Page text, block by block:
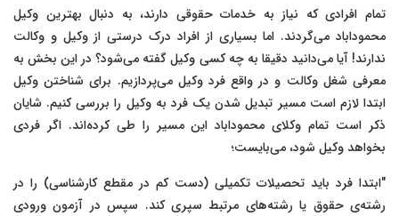
تمام افرادی که نیاز به خدمات حقوقی دارند، به دنبال بهترین وکیل
محموداباد می‌گردند. اما بسیاری از افراد درک درستی از وکیل و وکالت
ندارند! آیا می‌دانید دقیقا به چه کسی وکیل گفته می‌شود؟ در این بخش به
معرفی شغل وکالت و در واقع فرد وکیل می‌پردازیم. برای شناختن وکیل
ابتدا لازم است مسیر تبدیل شدن یک فرد به وکیل را بررسی کنیم. شایان
ذکر است تمام وکلای محموداباد این مسیر را طی کرده‌اند. اگر فردی
بخواهد وکیل شود، می‌بایست؛
"ابتدا فرد باید تحصیلات تکمیلی (دست کم در مقطع کارشناسی) را در
رشته‌ی حقوق یا رشته‌های مرتبط سپری کند. سپس در آزمون ورودی